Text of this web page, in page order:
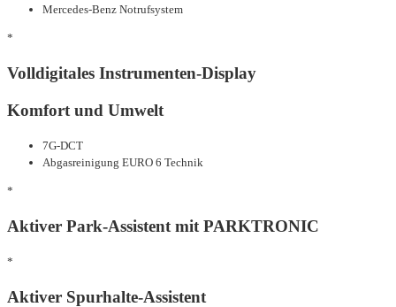
Mercedes-Benz Notrufsystem
*
Volldigitales Instrumenten-Display
Komfort und Umwelt
7G-DCT
Abgasreinigung EURO 6 Technik
*
Aktiver Park-Assistent mit PARKTRONIC
*
Aktiver Spurhalte-Assistent